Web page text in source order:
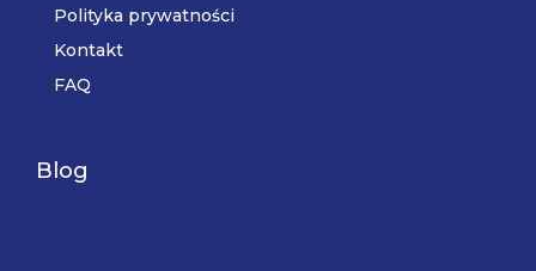
Polityka prywatności
Kontakt
FAQ
Blog